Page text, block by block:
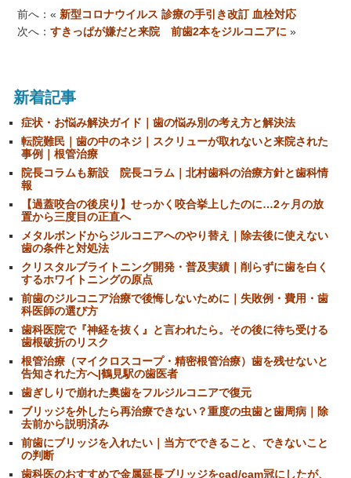
前へ：« 新型コロナウイルス 診療の手引き改訂 血栓対応
次へ： すきっぱが嫌だと来院 前歯2本をジルコニアに »
新着記事
症状・お悩み解決ガイド｜歯の悩み別の考え方と解決法
転院難民｜歯の中のネジ｜スクリューが取れないと来院された
事例｜根管治療
院長コラムも新設 院長コラム｜北村歯科の治療方針と歯科情
報
【過蓋咬合の後戻り】せっかく咬合挙上したのに…2ヶ月の放
置から三度目の正直へ
メタルボンドからジルコニアへのやり替え｜除去後に使えない
歯の条件と対処法
クリスタルブライトニング開発・普及実績｜削らずに歯を白く
するホワイトニングの原点
前歯のジルコニア治療で後悔しないために｜失敗例・費用・歯
科医師の選び方
歯科医院で『神経を抜く』と言われたら。その後に待ち受ける
歯根破折のリスク
根管治療（マイクロスコープ・精密根管治療）歯を残せないと
告知された方へ|鶴見駅の歯医者
歯ぎしりで崩れた奥歯をフルジルコニアで復元
ブリッジを外したら再治療できない？重度の虫歯と歯周病｜除
去前から説明済み
前歯にブリッジを入れたい｜当方でできること、できないこと
の判断
歯科医のおすすめで金属延長ブリッジをcad/cam冠にしたが、